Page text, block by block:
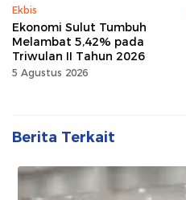
Ekbis
Ekonomi Sulut Tumbuh
Melambat 5,42% pada
Triwulan II Tahun 2026
5 Agustus 2026
Berita Terkait